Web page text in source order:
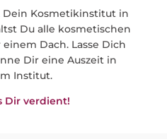
Dein Kosmetikinstitut in
Du alle kosmetischen
Dach. Lasse Dich
Dir eine Auszeit in
Institut.
Dir verdient!